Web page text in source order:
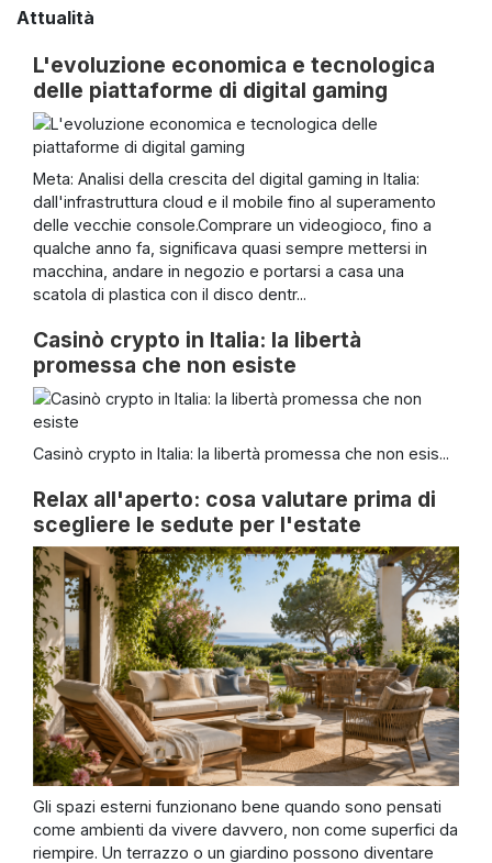
Attualità
L'evoluzione economica e tecnologica
delle piattaforme di digital gaming
Meta: Analisi della crescita del digital gaming in Italia:
dall'infrastruttura cloud e il mobile fino al superamento
delle vecchie console.Comprare un videogioco, fino a
qualche anno fa, significava quasi sempre mettersi in
macchina, andare in negozio e portarsi a casa una
scatola di plastica con il disco dentr...
Casinò crypto in Italia: la libertà
promessa che non esiste
Casinò crypto in Italia: la libertà promessa che non esis...
Relax all'aperto: cosa valutare prima di
scegliere le sedute per l'estate
Gli spazi esterni funzionano bene quando sono pensati
come ambienti da vivere davvero, non come superfici da
riempire. Un terrazzo o un giardino possono diventare